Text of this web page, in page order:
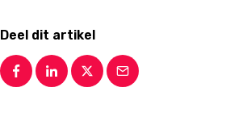
Deel dit artikel